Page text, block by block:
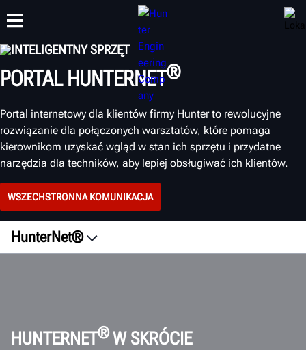
SZKOLENIA
INTELIGENTNY SPRZĘT
PORTAL HUNTERNET®
Portal internetowy dla klientów firmy Hunterto rewolucyjne
rozwiązanie dla połączonych warsztatów, które pomaga
kierownikom uzyskać wgląd w stan ich sprzętu i przydatne
narzędzia dla techników, aby lepiej obsługiwać ich klientów.
WSZECHSTRONNA KOMUNIKACJA
HunterNet®
WebSpecs
HUNTERNET® W SKRÓCIE